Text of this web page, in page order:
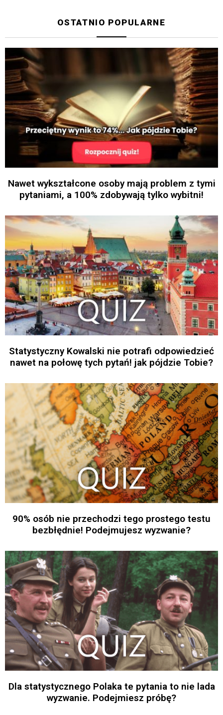
OSTATNIO POPULARNE
Nawet wykształcone osoby mają problem z tymi
pytaniami, a 100% zdobywają tylko wybitni!
Statystyczny Kowalski nie potrafi odpowiedzieć
nawet na połowę tych pytań! jak pójdzie Tobie?
90% osób nie przechodzi tego prostego testu
bezbłędnie! Podejmujesz wyzwanie?
Dla statystycznego Polaka te pytania to nie lada
wyzwanie. Podejmiesz próbę?